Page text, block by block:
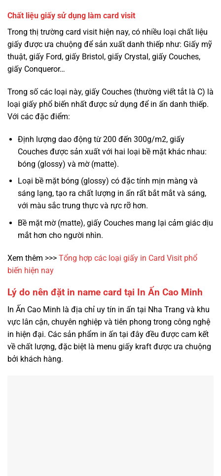
Chất liệu giấy sử dụng làm card visit
Trong thị trường card visit hiện nay, có nhiều loại chất liệu
giấy được ưa chuộng để sản xuất danh thiếp như: Giấy mỹ
thuật, giấy Ford, giấy Bristol, giấy Crystal, giấy Couches,
giấy Conqueror…
Trong số các loại này, giấy Couches (thường viết tắt là C) là
loại giấy phổ biến nhất được sử dụng để in ấn danh thiếp.
Với các đặc điểm:
Định lượng dao động từ 200 đến 300g/m2, giấy
Couches được sản xuất với hai loại bề mặt khác nhau:
bóng (glossy) và mờ (matte).
Loại bề mặt bóng (glossy) có đặc tính mịn màng và
sáng lạng, tạo ra chất lượng in ấn rất bắt mắt và sáng,
với màu sắc trung thực và rực rỡ hơn.
Bề mặt mờ (matte), giấy Couches mang lại cảm giác dịu
mắt hơn cho người nhìn.
Xem thêm >>> Tổng hợp các loại giấy in Card Visit phổ
biến hiện nay
Lý do nên đặt in name card tại In Ấn Cao Minh
In Ấn Cao Minh là địa chỉ uy tín in ấn tại Nha Trang và khu
vực lân cận, chuyên nghiệp và tiên phong trong công nghệ
in hiện đại. Các sản phẩm in ấn tại đây đều được cam kết
về chất lượng, đặc biệt là menu giấy kraft được ưa chuộng
bởi khách hàng.